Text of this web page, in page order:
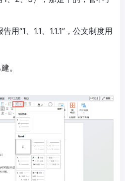
用“1、1.1、1.1.1”，公文制度用
。